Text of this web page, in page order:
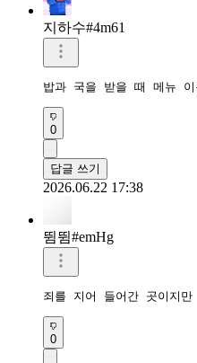
지하수#4m61
밥과 국을 받을 때 메뉴
0
답글 쓰기
2026.06.22 17:38
뜀뜀#emHg
죄를 지어 들어간 곳이지
0